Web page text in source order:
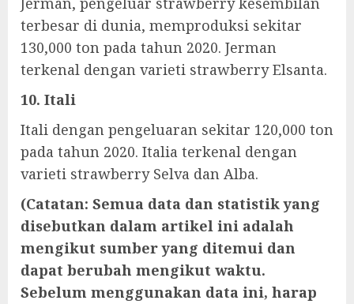
terbesar di dunia, memproduksi sekitar
130,000 ton pada tahun 2020. Jerman
terkenal dengan varieti strawberry Elsanta.
10. Itali
Itali dengan pengeluaran sekitar 120,000 ton
pada tahun 2020. Italia terkenal dengan
varieti strawberry Selva dan Alba.
(Catatan: Semua data dan statistik yang
disebutkan dalam artikel ini adalah
mengikut sumber yang ditemui dan
dapat berubah mengikut waktu.
Sebelum menggunakan data ini, harap